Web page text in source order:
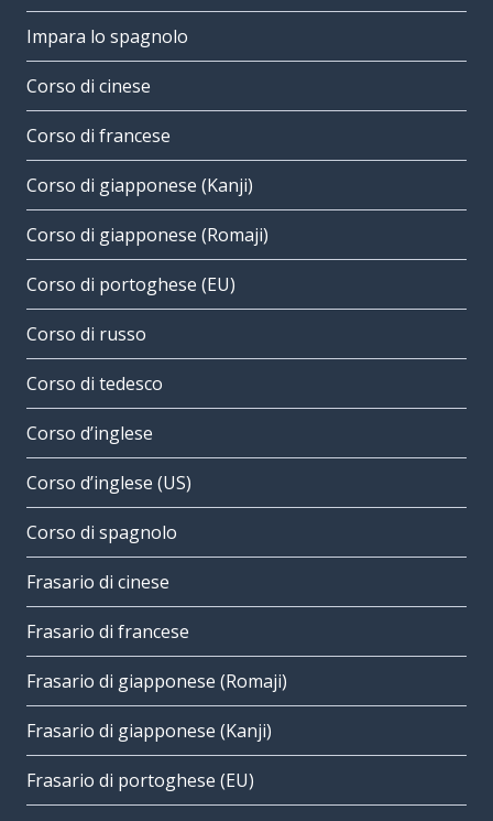
Impara lo spagnolo
Corso di cinese
Corso di francese
Corso di giapponese (Kanji)
Corso di giapponese (Romaji)
Corso di portoghese (EU)
Corso di russo
Corso di tedesco
Corso d’inglese
Corso d’inglese (US)
Corso di spagnolo
Frasario di cinese
Frasario di francese
Frasario di giapponese (Romaji)
Frasario di giapponese (Kanji)
Frasario di portoghese (EU)